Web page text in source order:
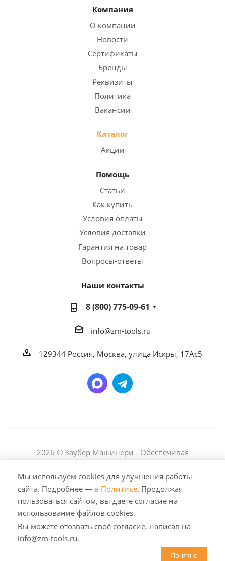
Компания
О компании
Новости
Сертификаты
Бренды
Реквизиты
Политика
Вакансии
Каталог
Акции
Помощь
Статьи
Как купить
Условия оплаты
Условия доставки
Гарантия на товар
Вопросы-ответы
Наши контакты
8 (800) 775-09-61
info@zm-tools.ru
129344 Россия, Москва, улица Искры, 17Ас5
2026 © Заубер Машинери - Обеспечивая
использование либо копирование материалов или
подборки материалов сайта, элементов дизайна и
оформления допускается лишь с разрешения
правообладателя и только со ссылкой на источник:
https://zm-tools.ru
Мы используем cookies для улучшения работы
сайта. Подробнее — в Политике. Продолжая
пользоваться сайтом, вы даёте согласие на
использование файлов cookies.
Вы можете отозвать своё согласие, написав на
info@zm-tools.ru.
Понятно